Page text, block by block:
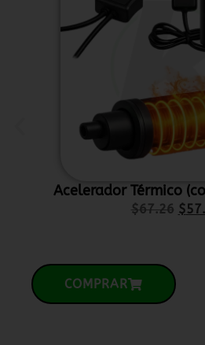
Acelerador Térmico
$67.26 $
COMPRAR